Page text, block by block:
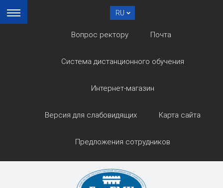
RU
Вопрос ректору Почта
Система дистанционного обучения
Интернет-магазин
Версия для слабовидящих Карта сайта
Предложения сотрудников